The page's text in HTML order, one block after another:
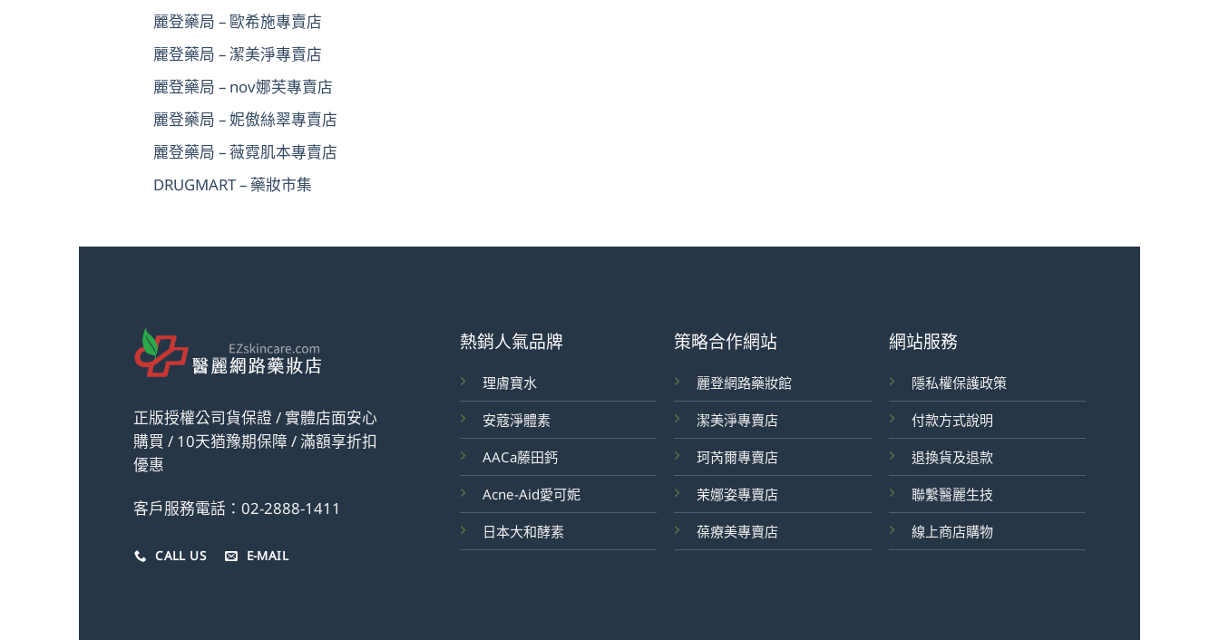
麗登藥局 – 歐希施專賣店
麗登藥局 – 潔美淨專賣店
麗登藥局 – nov娜芙專賣店
麗登藥局 – 妮傲絲翠專賣店
麗登藥局 – 薇霓肌本專賣店
DRUGMART – 藥妝市集
正版授權公司貨保證 / 實體店面安心
購買 / 10天猶豫期保障 / 滿額享折扣
優惠
客戶服務電話：02-2888-1411
CALL US E-MAIL
熱銷人氣品牌
理膚寶水
安蔻淨體素
AACa藤田鈣
Acne-Aid愛可妮
日本大和酵素
策略合作網站
麗登網路藥妝館
潔美淨專賣店
珂芮爾專賣店
茉娜姿專賣店
葆療美專賣店
網站服務
隱私權保護政策
付款方式說明
退換貨及退款
聯繫醫麗生技
線上商店購物